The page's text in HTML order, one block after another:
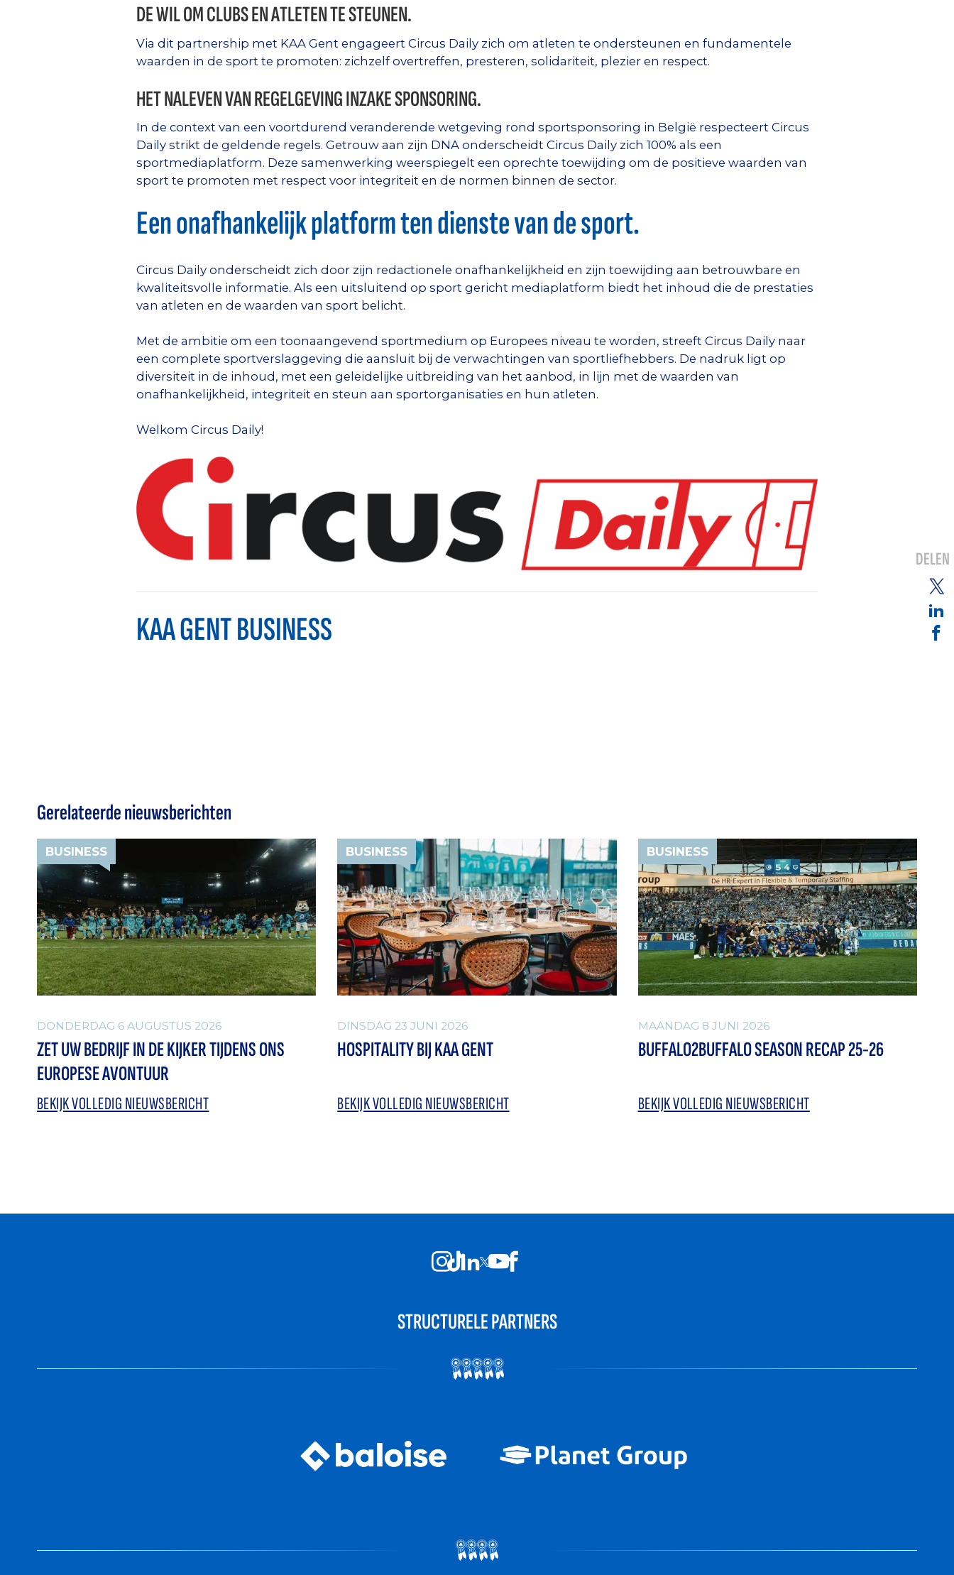
DE WIL OM CLUBS EN ATLETEN TE STEUNEN.
Via dit partnership met KAA Gent engageert Circus Daily zich om atleten te ondersteunen en fundamentele
waarden in de sport te promoten: zichzelf overtreffen, presteren, solidariteit, plezier en respect.
HET NALEVEN VAN REGELGEVING INZAKE SPONSORING.
In de context van een voortdurend veranderende wetgeving rond sportsponsoring in België respecteert Circus
Daily strikt de geldende regels. Getrouw aan zijn DNA onderscheidt Circus Daily zich 100% als een
sportmediaplatform. Deze samenwerking weerspiegelt een oprechte toewijding om de positieve waarden van
sport te promoten met respect voor integriteit en de normen binnen de sector.
Een onafhankelijk platform ten dienste van de sport.
Circus Daily onderscheidt zich door zijn redactionele onafhankelijkheid en zijn toewijding aan betrouwbare en
kwaliteitsvolle informatie. Als een uitsluitend op sport gericht mediaplatform biedt het inhoud die de prestaties
van atleten en de waarden van sport belicht.
Met de ambitie om een toonaangevend sportmedium op Europees niveau te worden, streeft Circus Daily naar
een complete sportverslaggeving die aansluit bij de verwachtingen van sportliefhebbers. De nadruk ligt op
diversiteit in de inhoud, met een geleidelijke uitbreiding van het aanbod, in lijn met de waarden van
onafhankelijkheid, integriteit en steun aan sportorganisaties en hun atleten.
Welkom Circus Daily!
KAA GENT BUSINESS
Gerelateerde nieuwsberichten
BUSINESS
DONDERDAG 6 AUGUSTUS 2026
ZET UW BEDRIJF IN DE KIJKER TIJDENS ONS
EUROPESE AVONTUUR
BEKIJK VOLLEDIG NIEUWSBERICHT
BUSINESS
DINSDAG 23 JUNI 2026
HOSPITALITY BIJ KAA GENT
BEKIJK VOLLEDIG NIEUWSBERICHT
BUSINESS
MAANDAG 8 JUNI 2026
BUFFALO2BUFFALO SEASON RECAP 25-26
BEKIJK VOLLEDIG NIEUWSBERICHT
DELEN
STRUCTURELE PARTNERS